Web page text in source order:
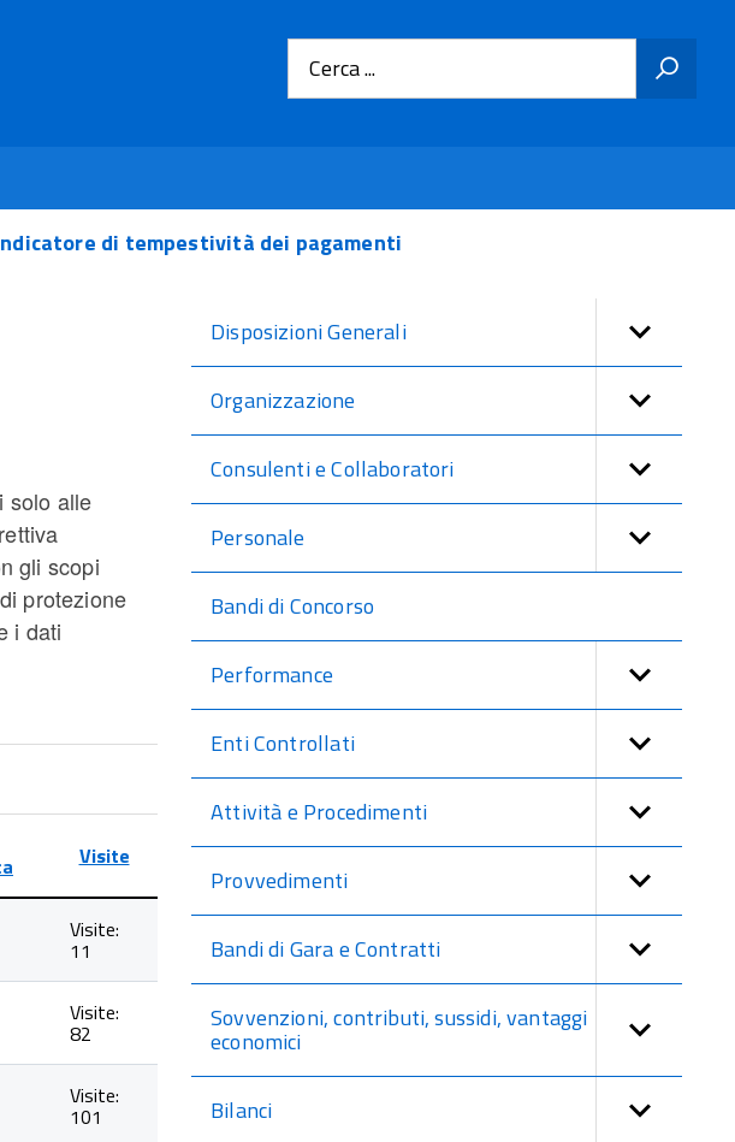
Cerca ...
di tempestività dei pagamenti
solo alle
gli scopi
protezione
i dati
Visite
Visite:
11
Visite:
82
Visite:
101
Disposizioni Generali
Organizzazione
Consulenti e Collaboratori
Personale
Bandi di Concorso
Performance
Enti Controllati
Attività e Procedimenti
Provvedimenti
Bandi di Gara e Contratti
Sovvenzioni, contributi, sussidi, vantaggi
economici
Bilanci